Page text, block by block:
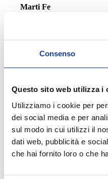
Consenso
Questo sito web utilizza i
Utilizziamo i cookie per
dei social media e per
sul modo in cui utilizzi il
dati web, pubblicità e
che hai fornito loro o che
Marti Fe
disponibile!
2026-02-04
Emy87
Mi sono recata presso
gli occhiali molto gentile,